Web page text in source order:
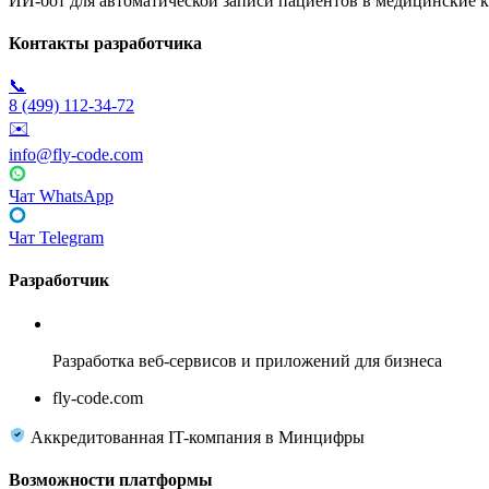
Контакты разработчика
📞
8 (499) 112-34-72
✉️
info@fly-code.com
Чат WhatsApp
Чат Telegram
Разработчик
Разработка веб-сервисов и приложений для бизнеса
fly-code.com
Аккредитованная IT-компания в Минцифры
Возможности платформы